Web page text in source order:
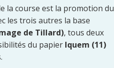
la course est la promotion du
les trois autres la base
de Tillard), tous deux
du papier Iquem (11)